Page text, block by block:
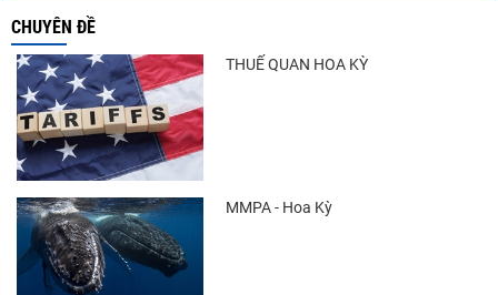
CHUYÊN ĐỀ
THUẾ QUAN HOA KỲ
MMPA - Hoa Kỳ